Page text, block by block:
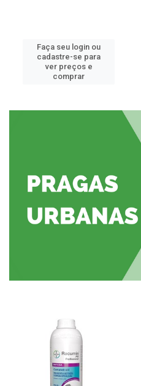
Faça seu login ou
cadastre-se para
ver preços e
comprar